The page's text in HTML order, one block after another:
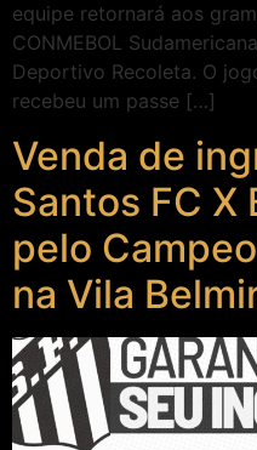
equipe retornará aos
CONMEBOL
Deportivo Recoleta. O
recebeu um passe […]
Venda de
Santos FC X
pelo
na Vila